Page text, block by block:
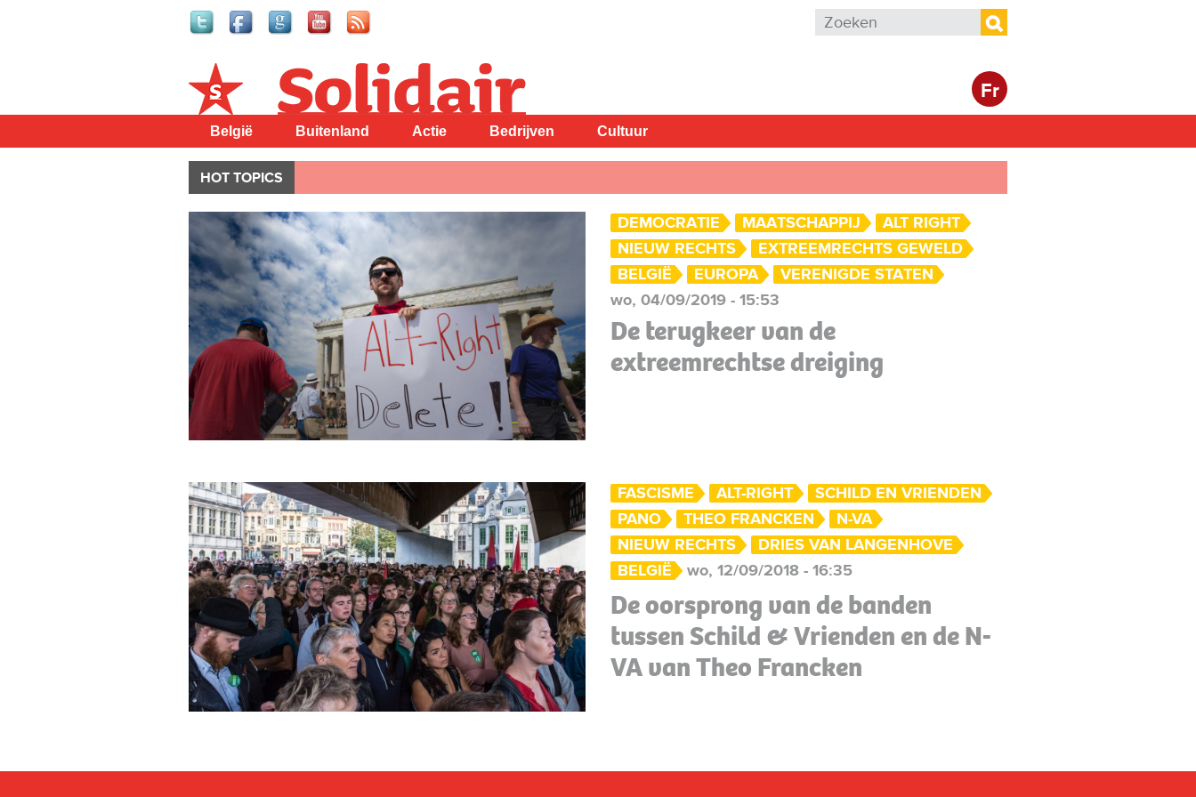
Zoekveld
Zoeken
Fr
Solidair
België Buitenland Actie Bedrijven Cultuur
HOT TOPICS
DEMOCRATIE MAATSCHAPPIJ
ALT RIGHT
NIEUW RECHTS
EXTREEMRECHTS GEWELD
BELGIË
EUROPA
VERENIGDE STATEN
wo, 04/09/2019 - 15:53
De terugkeer van de
extreemrechtse dreiging
FASCISME ALT-RIGHT
SCHILD EN VRIENDEN
PANO
THEO FRANCKEN
N-VA
NIEUW RECHTS
DRIES VAN LANGENHOVE
BELGIË
wo, 12/09/2018 - 16:35
De oorsprong van de banden
tussen Schild & Vrienden en de N-
VA van Theo Francken